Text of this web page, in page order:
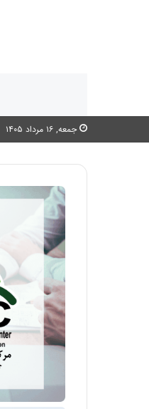
جمعه, ۱۶ مرداد ۱۴۰۵